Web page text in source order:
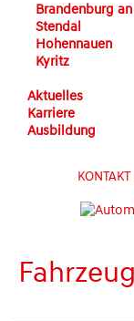
Brandenburg
Stendal
Hohennauen
Kyritz
Aktuelles
Karriere
Ausbildung
KONTAKT